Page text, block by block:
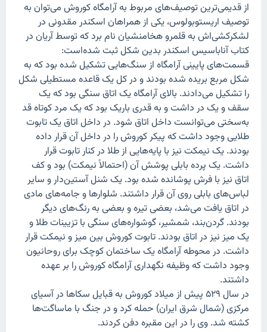
از قدیمی‌ترین توصیف‌های مربوط به آرامگاه کوروش می‌توان به
توصیف اریستوبولوس، یکی از همراهان اسکندر مقدونی در
لشکرکشی‌اش به قلمرو هخامنشیان نام برد که توسط آریان در
کتاب آناباسیس اسکندر بدین شکل ثبت شده‌است:
قسمت‌های پایینی آرامگاه از سنگ‌هایی تشکیل شده بود که به
شکل مربع بریده شده بودند و در کل یک قاعده مستطیلی شکل
را تشکیل می‌دادند. بالای آرامگاه یک اتاق سنگی بود که یک
سقف و یک در داشت و به قدری باریک بود که یک مرد کوتاه قد
به‌سختی می‌توانست داخل اتاق شود. در داخل اتاق یک تابوت
طلایی وجود داشت که پیکر کوروش را در داخل آن قرار داده
بودند. یک نیمکت نیز با پایه‌هایی از طلا در کنار تابوت قرار
داشت. یک پرده بابلی پوشش آن (احتمالاً نیمکت) بود و کف
اتاق نیز با فرش پوشانده شده بود. یک شنل آستین‌دار و سایر
لباس‌های بابلی روی آن قرار داشتند. شلوارها و جامه‌های مادی
در اتاق یافت می‌شد، بعضی تیره و بعضی به رنگ‌های دیگر
بودند. گردن‌بند، شمشیر، گوشواره‌های سنگی با تزیینات طلا و
یک میز نیز در اتاق بودند. تابوت کوروش بین میز و نیمکت قرار
داشت. در محوطه آرامگاه یک ساختمان کوچک برای روحانیون
وجود داشت که وظیفه نگهداری آرامگاه کوروش را بر عهده
داشتند.
در سال ۵۲۹ پیش از میلاد کوروش به قبایل سکاها در آسیای
مرکزی (شمال شرق ایران) حمله کرد و در جنگ با ماساگت‌ها
کشته شد. وی را در این مقبره دفن کردند.